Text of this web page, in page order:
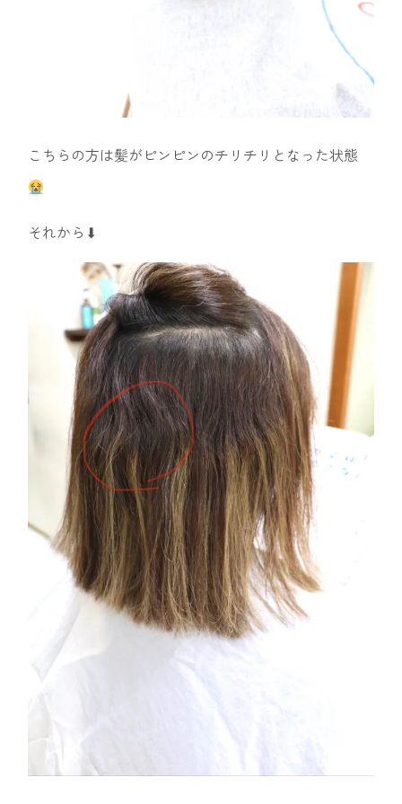
こちらの方は髪がピンピンのチリチリとなった状態
それから⬇︎